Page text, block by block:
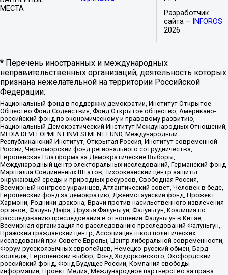
МЕСТА
Разработчик
сайта –
INFOROS
2026
* Перечень иностранных и международных
неправительственных организаций, деятельность которых
признана нежелательной на территории Российской
Федерации:
Национальный фонд в поддержку демократии, Институт Открытое
Общество Фонд Содействия, Фонд Открытое общество, Американо-
российский фонд по экономическому и правовому развитию,
Национальный Демократический Институт Международных Отношений,
MEDIA DEVELOPMENT INVESTMENT FUND, Международный
Республиканский Институт, Открытая Россия, Институт современной
России, Черноморский фонд регионального сотрудничества,
Европейская Платформа за Демократические Выборы,
Международный центр электоральных исследований, Германский фонд
Маршалла Соединенных Штатов, Тихоокеанский центр защиты
окружающей среды и природных ресурсов, Свободная Россия,
Всемирный конгресс украинцев, Атлантический совет, Человек в беде,
Европейский фонд за демократию, Джеймстаунский фонд, Прожект
Хармони, Родники дракона, Врачи против насильственного извлечения
органов, Фалунь Дафа, Друзья Фалуньгун, Фалуньгун, Коалиция по
расследованию преследования в отношении Фалуньгун в Китае,
Всемирная организация по расследованию преследований Фалуньгун,
Пражский гражданский центр, Ассоциация школ политических
исследований при Совете Европы, Центр либеральной современности,
Форум русскоязычных европейцев, Немецко-русский обмен, Бард
колледж, Европейский выбор, Фонд Ходорковского, Оксфордский
российский фонд, Фонд Будущее России, Компания свободы
информации, Проект Медиа, Международное партнерство за права